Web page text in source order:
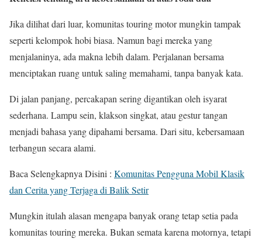
Jika dilihat dari luar, komunitas touring motor mungkin tampak
seperti kelompok hobi biasa. Namun bagi mereka yang
menjalaninya, ada makna lebih dalam. Perjalanan bersama
menciptakan ruang untuk saling memahami, tanpa banyak kata.
Di jalan panjang, percakapan sering digantikan oleh isyarat
sederhana. Lampu sein, klakson singkat, atau gestur tangan
menjadi bahasa yang dipahami bersama. Dari situ, kebersamaan
terbangun secara alami.
Baca Selengkapnya Disini : Komunitas Pengguna Mobil Klasik
dan Cerita yang Terjaga di Balik Setir
Mungkin itulah alasan mengapa banyak orang tetap setia pada
komunitas touring mereka. Bukan semata karena motornya, tetapi